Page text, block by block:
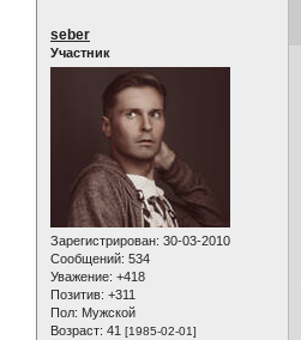
seber
Участник
Зарегистрирован: 30-03-2010
Сообщений: 534
Уважение: +418
Позитив: +311
Пол: Мужской
Возраст: 41 [1985-02-01]